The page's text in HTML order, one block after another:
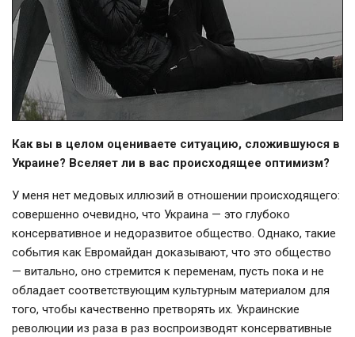
Как вы в целом оцениваете ситуацию, сложившуюся в
Украине? Вселяет ли в вас происходящее оптимизм?
У меня нет медовых иллюзий в отношении происходящего:
совершенно очевидно, что Украина — это глубоко
консервативное и недоразвитое общество. Однако, такие
события как Евромайдан доказывают, что это общество
— витально, оно стремится к переменам, пусть пока и не
обладает соответствующим культурным материалом для
того, чтобы качественно претворять их. Украинские
революции из раза в раз воспроизводят консервативные